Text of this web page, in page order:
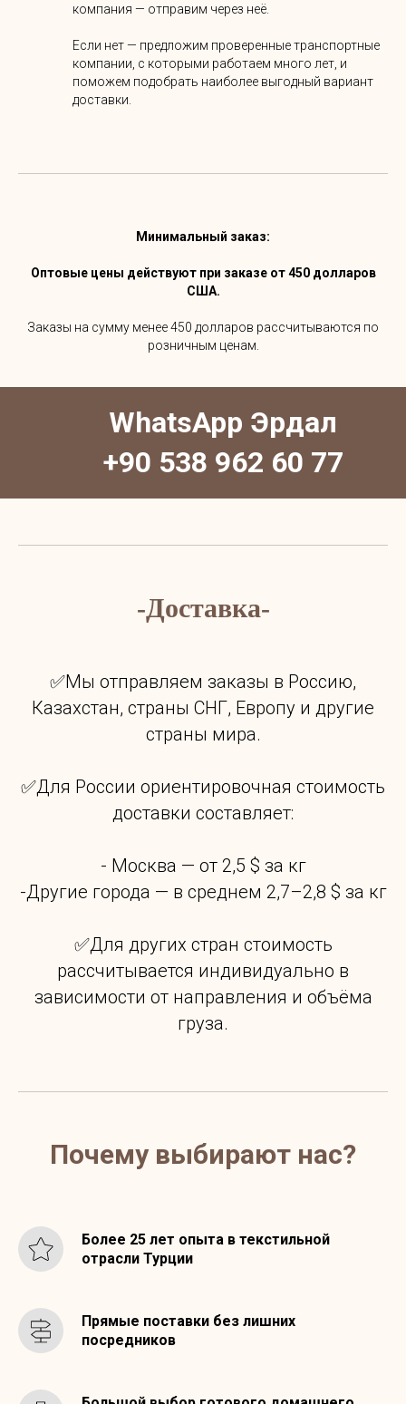
компания — отправим через неё.
Если нет — предложим проверенные транспортные
компании, с которыми работаем много лет, и
поможем подобрать наиболее выгодный вариант
доставки.
Минимальный заказ:
Оптовые цены действуют при заказе от 450 долларов
США.
Заказы на сумму менее 450 долларов рассчитываются по
розничным ценам.
WhatsApp Эрдал
+90 538 962 60 77
-Доставка-
✅Мы отправляем заказы в Россию,
Казахстан, страны СНГ, Европу и другие
страны мира.
✅Для России ориентировочная стоимость
доставки составляет:
- Москва — от 2,5 $ за кг
-Другие города — в среднем 2,7–2,8 $ за кг
✅Для других стран стоимость
рассчитывается индивидуально в
зависимости от направления и объёма
груза.
Почему выбирают нас?
Более 25 лет опыта в текстильной
отрасли Турции
Прямые поставки без лишних
посредников